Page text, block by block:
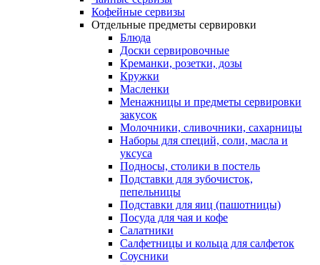
Кофейные сервизы
Отдельные предметы сервировки
Блюда
Доски сервировочные
Креманки, розетки, дозы
Кружки
Масленки
Менажницы и предметы сервировки
закусок
Молочники, сливочники, сахарницы
Наборы для специй, соли, масла и
уксуса
Подносы, столики в постель
Подставки для зубочисток,
пепельницы
Подставки для яиц (пашотницы)
Посуда для чая и кофе
Салатники
Салфетницы и кольца для салфеток
Соусники